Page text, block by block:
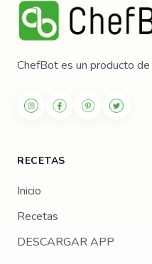
ChefBot es un producto de
RECETAS
Inicio
Recetas
DESCARGAR APP